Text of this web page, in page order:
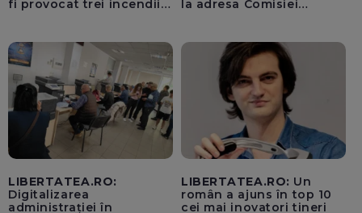
fi provocat trei incendii
la adresa Comisiei
pentru instaurarea
„cenzurii” pe platforma X
LIBERTATEA.RO:
Digitalizarea
administrației în
LIBERTATEA.RO: Un
român a ajuns în top 10
cei mai inovatori tineri